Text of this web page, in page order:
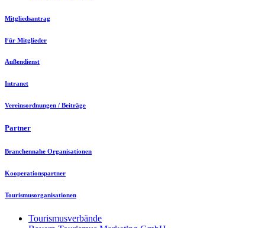
Mitgliedsantrag
Für Mitglieder
Außendienst
Intranet
Vereinsordnungen / Beiträge
Partner
Branchennahe Organisationen
Kooperationspartner
Tourismusorganisationen
Tourismusverbände